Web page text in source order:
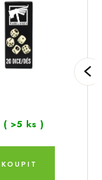
( >5 ks )